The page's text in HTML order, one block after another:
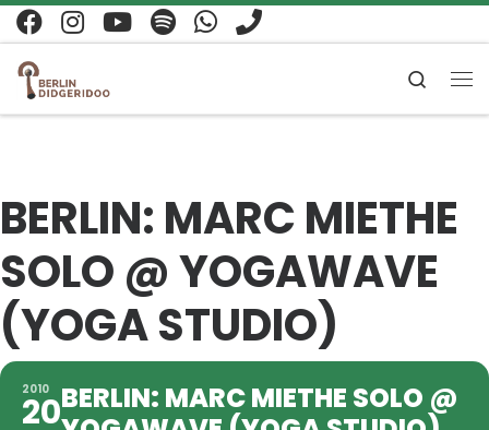
Zum Inhalt springen
Search
BERLIN: MARC MIETHE
SOLO @ YOGAWAVE
(YOGA STUDIO)
2010
20BERLIN: MARC MIETHE SOLO @